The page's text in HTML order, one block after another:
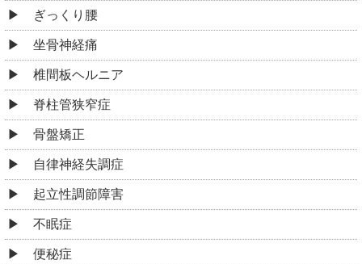
ぎっくり腰
坐骨神経痛
椎間板ヘルニア
脊柱管狭窄症
骨盤矯正
自律神経失調症
起立性調節障害
不眠症
便秘症